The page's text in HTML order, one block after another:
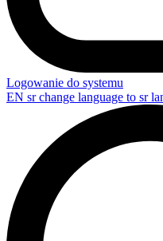
Logowanie do systemu
EN sr change language to sr